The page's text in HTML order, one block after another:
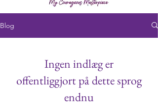
My Courageous Masterpiece LLC
Blog
Ingen indlæg er
offentliggjort på dette sprog
endnu